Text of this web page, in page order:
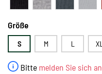
Bitte melden Sie sich an
Größe
S M L XL